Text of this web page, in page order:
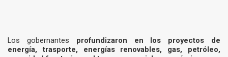
Los gobernantes profundizaron en los proyectos de
energía, trasporte, energías renovables, gas, petróleo,